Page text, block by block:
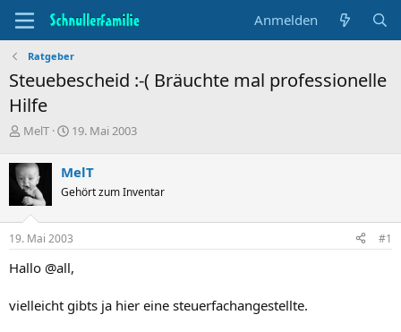
Anmelden
Ratgeber
Steuebescheid :-( Bräuchte mal professionelle
Hilfe
T
e
m
e
n
s
t
r
e
MelT
B
i
n
d
a
u
19. Mai 2003
MelT
Gehört zum Inventar
19. Mai 2003 #1
Hallo @all,
vielleicht gibts ja hier eine steuerfachangestellte.